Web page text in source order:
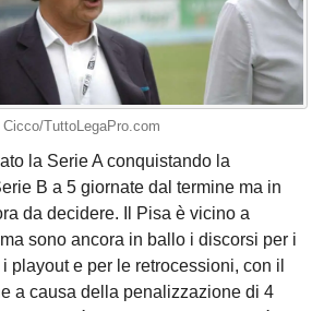
TuttoLegaPro.com
la Serie A conquistando la
B a 5 giornate dal termine ma in
da decidere. Il Pisa è vicino a
sono ancora in ballo i discorsi per i
playout e per le retrocessioni, con il
a causa della penalizzazione di 4